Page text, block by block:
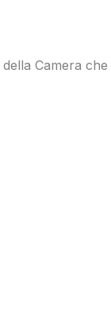
Camera